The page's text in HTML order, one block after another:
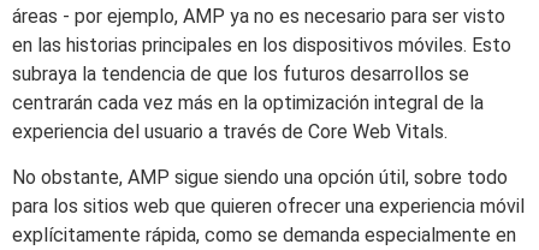
áreas - por ejemplo, AMP ya no es necesario para ser visto
en las historias principales en los dispositivos móviles. Esto
subraya la tendencia de que los futuros desarrollos se
centrarán cada vez más en la optimización integral de la
experiencia del usuario a través de Core Web Vitals.
No obstante, AMP sigue siendo una opción útil, sobre todo
para los sitios web que quieren ofrecer una experiencia móvil
explícitamente rápida, como se demanda especialmente en